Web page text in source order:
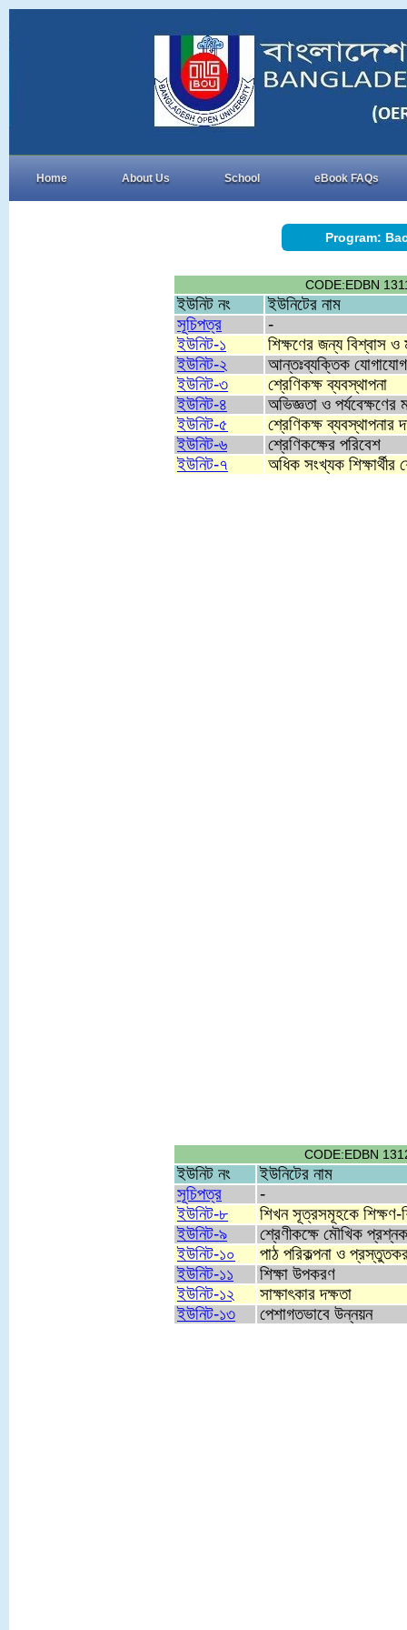
Home About Us School eBook FAQs
Program:
CODE:EDBN
ইউনিট নং
ইউনিটের নাম
সূচিপত্র
-
ইউনিট-১
শিক্ষণের জন্য বিশ্বাস
ইউনিট-২
আন্তঃব্যক্তিক যোগাযোগ
ইউনিট-৩
শ্রেণিকক্ষ ব্যবস্থাপনা
ইউনিট-৪
অভিজ্ঞতা ও পর্যবেক্ষণের
ইউনিট-৫
শ্রেণিকক্ষ ব্যবস্থাপনার
ইউনিট-৬
শ্রেণিকক্ষের পরিবেশ
ইউনিট-৭
অধিক সংখ্যক শিক্ষার্থীর
CODE:EDBN
ইউনিট নং
ইউনিটের নাম
সূচিপত্র
-
ইউনিট-৮
শিখন সূত্রসমূহকে শিক্ষণ-
ইউনিট-৯
শ্রেণীকক্ষে মৌখিক
ইউনিট-১০
পাঠ পরিকল্পনা ও
ইউনিট-১১
শিক্ষা উপকরণ
ইউনিট-১২
সাক্ষাৎকার দক্ষতা
ইউনিট-১৩
পেশাগতভাবে উন্নয়ন